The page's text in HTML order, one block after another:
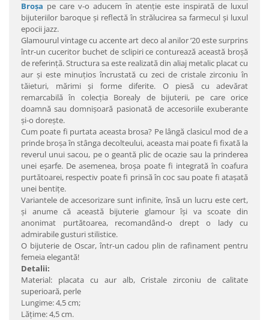
Broşa pe care v-o aducem în atenţie este inspirată de luxul
bijuteriilor baroque şi reflectă în strălucirea sa farmecul şi luxul
epocii jazz.
Glamourul vintage cu accente art deco al anilor ’20 este surprins
într-un cuceritor buchet de sclipiri ce conturează această broşă
de referinţă. Structura sa este realizată din aliaj metalic placat cu
aur şi este minuţios încrustată cu zeci de cristale zirconiu în
tăieturi, mărimi şi forme diferite. O piesă cu adevărat
remarcabilă în colecţia Borealy de bijuterii, pe care orice
doamnă sau domnişoară pasionată de accesoriile exuberante
şi-o doreşte.
Cum poate fi purtata aceasta brosa? Pe lângă clasicul mod de a
prinde broşa în stânga decolteului, aceasta mai poate fi fixată la
reverul unui sacou, pe o geantă plic de ocazie sau la prinderea
unei eşarfe. De asemenea, broşa poate fi integrată în coafura
purtătoarei, respectiv poate fi prinsă în coc sau poate fi ataşată
unei bentiţe.
Variantele de accesorizare sunt infinite, însă un lucru este cert,
şi anume că această bijuterie glamour îşi va scoate din
anonimat purtătoarea, recomandând-o drept o lady cu
admirabile gusturi stilistice.
O bijuterie de Oscar, într-un cadou plin de rafinament pentru
femeia elegantă!
Detalii:
Material: placata cu aur alb, Cristale zirconiu de calitate
superioară, perle
Lungime: 4,5 cm;
Lăţime: 4,5 cm.